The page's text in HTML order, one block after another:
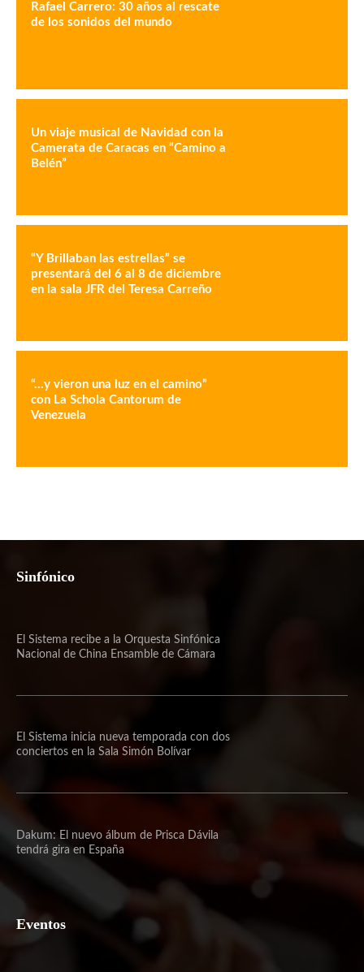
Rafael Carrero: 30 años al rescate
de los sonidos del mundo
Un viaje musical de Navidad con la
Camerata de Caracas en “Camino a
Belén”
“Y Brillaban las estrellas” se
presentará del 6 al 8 de diciembre
en la sala JFR del Teresa Carreño
“…y vieron una luz en el camino”
con La Schola Cantorum de
Venezuela
Sinfónico
El Sistema recibe a la Orquesta Sinfónica
Nacional de China Ensamble de Cámara
El Sistema inicia nueva temporada con dos
conciertos en la Sala Simón Bolívar
Dakum: El nuevo álbum de Prisca Dávila
tendrá gira en España
Eventos